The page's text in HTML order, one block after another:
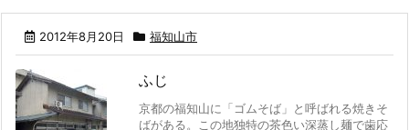
2012年8月20日 福知山市
ふじ
京都の福知山に「ゴムそば」と呼ばれる焼きそ
ばがある。この地独特の茶色い深蒸し麺で歯応